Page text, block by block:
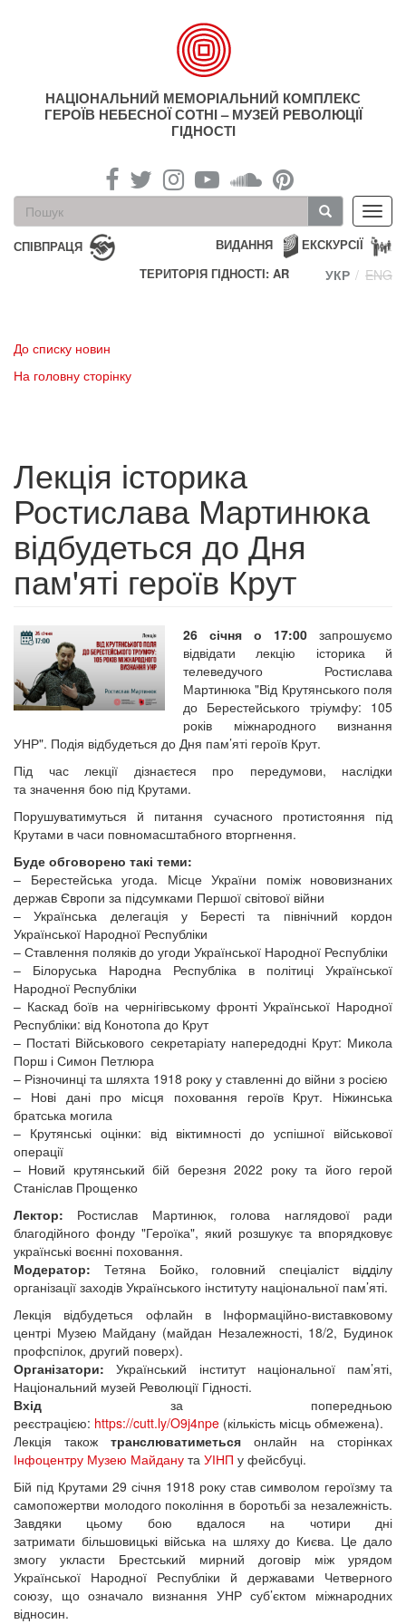
НАЦІОНАЛЬНИЙ МЕМОРІАЛЬНИЙ КОМПЛЕКС
ГЕРОЇВ НЕБЕСНОЇ СОТНІ – МУЗЕЙ РЕВОЛЮЦІЇ
ГІДНОСТІ
Пошукова
форма
Пошук
СПІВПРАЦЯ ЕКСКУРСІЇ
ВИДАННЯ
ТЕРИТОРІЯ ГІДНОСТІ: AR
УКР ENG
До списку новин
На головну сторінку
Лекція історика
Ростислава Мартинюка
відбудеться до Дня
пам'яті героїв Крут
26 січня о 17:00 запрошуємо
відвідати лекцію історика й
телеведучого Ростислава
Мартинюка "Від Крутянського поля
до Берестейського тріумфу: 105
років міжнародного визнання
УНР". Подія відбудеться до Дня пам’яті героїв Крут.
Під час лекції дізнаєтеся про передумови, наслідки
та значення бою під Крутами.
Порушуватимуться й питання сучасного протистояння під
Крутами в часи повномасштабного вторгнення.
Буде обговорено такі теми:
– Берестейська угода. Місце України поміж нововизнаних
держав Європи за підсумками Першої світової війни
– Українська делегація у Бересті та північний кордон
Української Народної Республіки
– Ставлення поляків до угоди Української Народної Республіки
– Білоруська Народна Республіка в політиці Української
Народної Республіки
– Каскад боїв на чернігівському фронті Української Народної
Республіки: від Конотопа до Крут
– Постаті Військового секретаріату напередодні Крут: Микола
Порш і Симон Петлюра
– Різночинці та шляхта 1918 року у ставленні до війни з росією
– Нові дані про місця поховання героїв Крут. Ніжинська
братська могила
– Крутянські оцінки: від віктимності до успішної військової
операції
– Новий крутянський бій березня 2022 року та його герой
Станіслав Прощенко
Лектор: Ростислав Мартинюк, голова наглядової ради
благодійного фонду "Героїка", який розшукує та впорядковує
українські воєнні поховання.
Модератор: Тетяна Бойко, головний спеціаліст відділу
організації заходів Українського інституту національної пам’яті.
Лекція відбудеться офлайн в Інформаційно-виставковому
центрі Музею Майдану (майдан Незалежності, 18/2, Будинок
профспілок, другий поверх).
Організатори:Український інститут національної пам’яті,
Національний музей Революції Гідності.
Вхід за попередньою
реєстрацією: https://cutt.ly/O9j4npe (кількість місць обмежена).
Лекція також транслюватиметься онлайн на сторінках
Інфоцентру Музею Майдану та УІНП у фейсбуці.
Бій під Крутами 29 січня 1918 року став символом героїзму та
самопожертви молодого покоління в боротьбі за незалежність.
Завдяки цьому бою вдалося на чотири дні
затримати більшовицькі війська на шляху до Києва. Це дало
змогу укласти Брестський мирний договір між урядом
Української Народної Республіки й державами Четверного
союзу, що означало визнання УНР суб’єктом міжнародних
відносин.